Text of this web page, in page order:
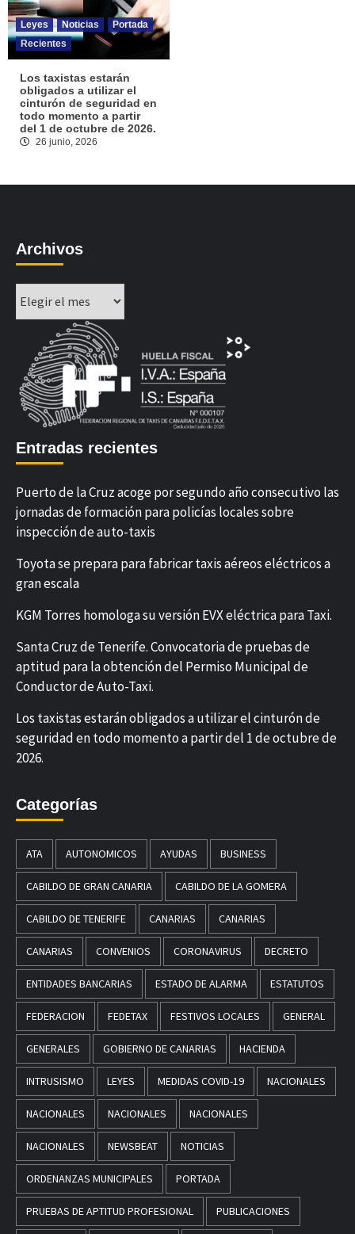
Leyes Noticias
Portada
Recientes
Los taxistas estarán
obligados a utilizar el
cinturón de seguridad en
todo momento a partir
del 1 de octubre de 2026.
26 junio, 2026
Archivos
Entradas recientes
Puerto de la Cruz acoge por segundo año consecutivo las
jornadas de formación para policías locales sobre
inspección de auto-taxis
Toyota se prepara para fabricar taxis aéreos eléctricos a
gran escala
KGM Torres homologa su versión EVX eléctrica para Taxi.
Santa Cruz de Tenerife. Convocatoria de pruebas de
aptitud para la obtención del Permiso Municipal de
Conductor de Auto-Taxi.
Los taxistas estarán obligados a utilizar el cinturón de
seguridad en todo momento a partir del 1 de octubre de
2026.
Categorías
ATA AUTONOMICOS AYUDAS BUSINESS
CABILDO DE GRAN CANARIA CABILDO DE LA GOMERA
CABILDO DE TENERIFE CANARIAS CANARIAS
CANARIAS CONVENIOS CORONAVIRUS DECRETO
ENTIDADES BANCARIAS ESTADO DE ALARMA ESTATUTOS
FEDERACION FEDETAX FESTIVOS LOCALES GENERAL
GENERALES GOBIERNO DE CANARIAS HACIENDA
INTRUSISMO LEYES MEDIDAS COVID-19 NACIONALES
NACIONALES NACIONALES NACIONALES
NACIONALES NEWSBEAT NOTICIAS
ORDENANZAS MUNICIPALES PORTADA
PRUEBAS DE APTITUD PROFESIONAL PUBLICACIONES